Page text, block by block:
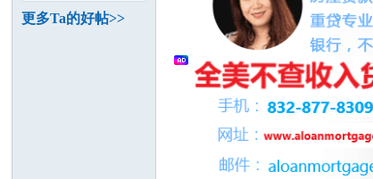
推行三轮儿童
IRVINE,TUSTIN
更多Ta的好帖>>